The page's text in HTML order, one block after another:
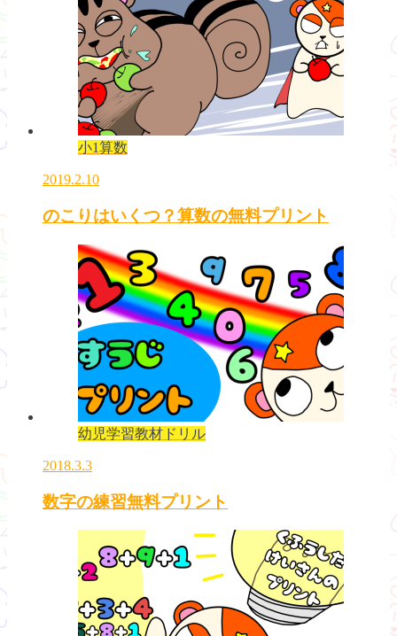
小1算数
2019.2.10
のこりはいくつ？算数の無料プリント
幼児学習教材ドリル
2018.3.3
数字の練習無料プリント